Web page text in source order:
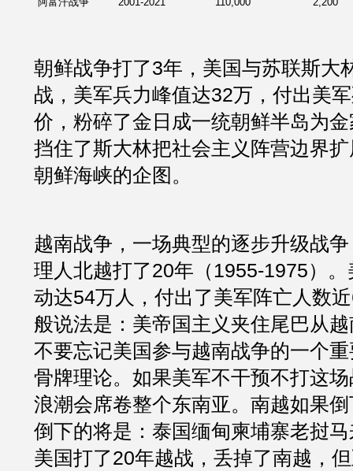
朝鲜战争打了3年，美国与苏联斯大
战，美军兵力峰值达32万，付出美
价，粉碎了金日成一统朝鲜半岛为
挡住了斯大林把社会主义阵营边界
朝鲜海峡的企图。
越南战争，一场典型的逐步升级战
理人北越打了20年（1955-1975）
动达54万人，付出了美军阵亡人数
般说法是：美帝国主义夹住尾巴从
不要忘记美国参与越南战争的一个
骨牌理论。如果美军不干预不打这
浪潮会席卷整个东南亚。南越如果
倒下的将是：泰国缅甸柬埔寨老挝
美国打了20年越战，丢掉了南越，